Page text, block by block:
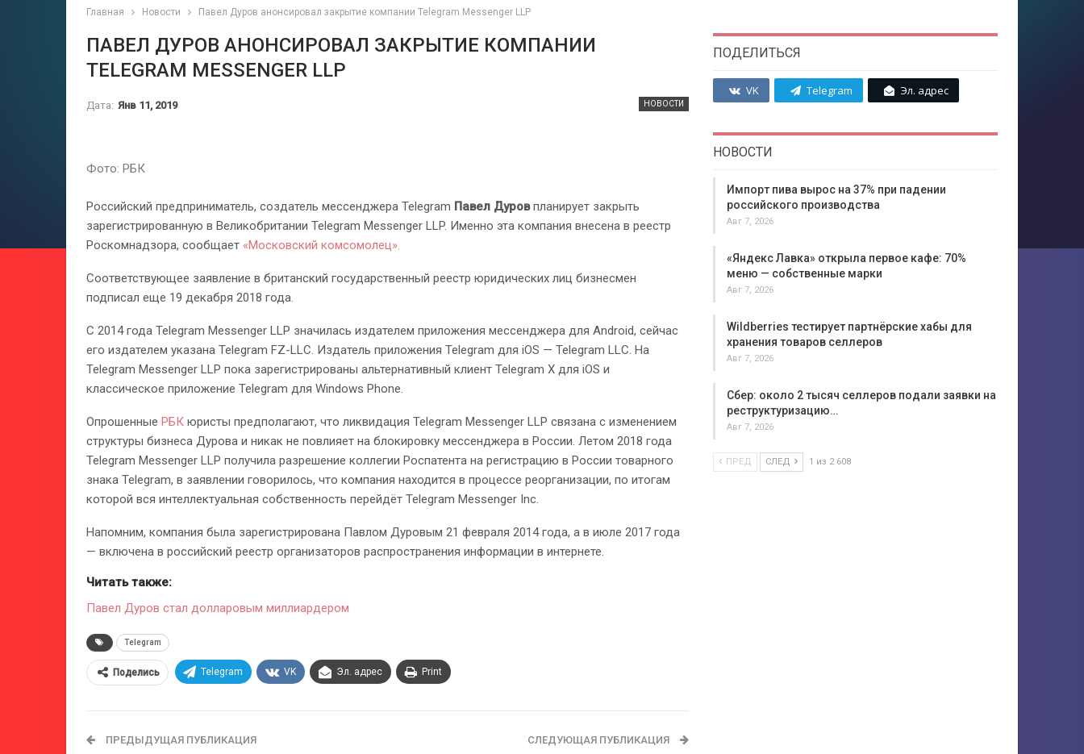
Главная Новости Павел Дуров анонсировал закрытие компании Telegram Messenger LLP
ПАВЕЛ ДУРОВ АНОНСИРОВАЛ ЗАКРЫТИЕ КОМПАНИИ
TELEGRAM MESSENGER LLP
НОВОСТИ
Дата: Янв 11, 2019
Фото: РБК
Российский предприниматель, создатель мессенджера Telegram Павел Дуровпланирует закрыть
зарегистрированную в Великобритании Telegram Messenger LLP. Именно эта компания внесена в реестр
Роскомнадзора, сообщает «Московский комсомолец».
Соответствующее заявление в британский государственный реестр юридических лиц бизнесмен
подписал еще 19 декабря 2018 года.
С 2014 года Telegram Messenger LLP значилась издателем приложения мессенджера для Android, сейчас
его издателем указана Telegram FZ-LLC. Издатель приложения Telegram для iOS — Telegram LLC. На
Telegram Messenger LLP пока зарегистрированы альтернативный клиент Telegram X для iOS и
классическое приложение Telegram для Windows Phone.
Опрошенные РБК юристы предполагают, что ликвидация Telegram Messenger LLP связана с изменением
структуры бизнеса Дурова и никак не повлияет на блокировку мессенджера в России. Летом 2018 года
Telegram Messenger LLP получила разрешение коллегии Роспатента на регистрацию в России товарного
знака Telegram, в заявлении говорилось, что компания находится в процессе реорганизации, по итогам
которой вся интеллектуальная собственность перейдёт Telegram Messenger Inc.
Напомним, компания была зарегистрирована Павлом Дуровым 21 февраля 2014 года, а в июле 2017 года
— включена в российский реестр организаторов распространения информации в интернете.
Читать также:
Павел Дуров стал долларовым миллиардером
Telegram
Поделись Telegram VK Эл. адрес Print
ПРЕДЫДУЩАЯ ПУБЛИКАЦИЯ СЛЕДУЮЩАЯ ПУБЛИКАЦИЯ
ПОДЕЛИТЬСЯ
VK Telegram Эл. адрес
НОВОСТИ
Импорт пива вырос на 37% при падении
российского производства
Авг 7, 2026
«Яндекс Лавка» открыла первое кафе: 70%
меню — собственные марки
Авг 7, 2026
Wildberries тестирует партнёрские хабы для
хранения товаров селлеров
Авг 7, 2026
Сбер: около 2 тысяч селлеров подали заявки на
реструктуризацию…
Авг 7, 2026
ПРЕД СЛЕД 1 из 2 608